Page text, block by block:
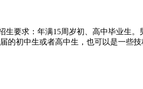
要求：年满15周岁初、高中毕业生
的初中生或者高中生，也可以是一些